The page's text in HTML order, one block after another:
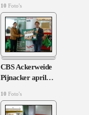
10 Foto's
CBS Ackerweide
Pijnacker april…
10 Foto's